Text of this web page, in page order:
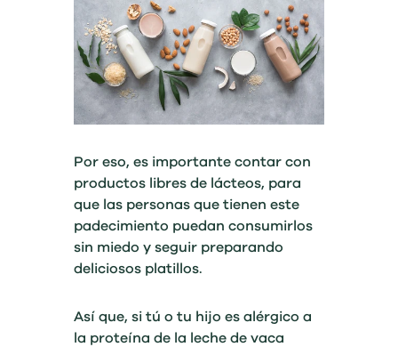
Por eso, es importante contar con
productos libres de lácteos, para
que las personas que tienen este
padecimiento puedan consumirlos
sin miedo y seguir preparando
deliciosos platillos.
Así que, si tú o tu hijo es alérgico a
la proteína de la leche de vaca